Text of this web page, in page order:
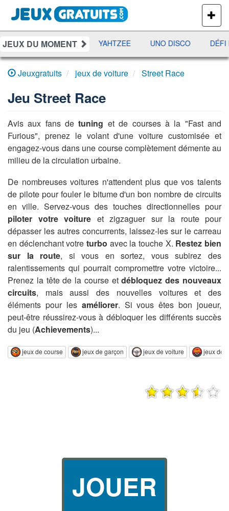
PLUS
DE
JEUX
JEUX DU MOMENT
RAMI JETX YAHTZEE UNO DISCO DÉFI
Jeuxgratuits jeux de voiture Street Race
Jeu Street Race
Avis aux fans detuning et de courses à la "Fast and
Furious", prenez le volant d'une voiture customisée et
engagez-vous dans une course complètement démente au
milieu de la circulation urbaine.
De nombreuses voitures n'attendent plus que vos talents
de pilote pour fouler le bitume d'un bon nombre de circuits
en ville. Servez-vous des touches directionnelles pour
piloter votre voiture et zigzaguer sur la route pour
dépasser les autres concurrents, laissez-les sur le carreau
en déclenchant votre turbo avec la touche X. Restez bien
sur la route, si vous en sortez, vous subirez des
ralentissements qui pourrait compromettre votre victoire...
Prenez la tête de la course etdébloquez des nouveaux
circuits, mais aussi des nouvelles voitures et des
éléments pour les améliorer. Si vous êtes bon joueur,
peut-être réussirez-vous à débloquer les différents succès
du jeu (Achievements)...
jeux de course jeux de garçon jeux de voiture jeux de
JOUER